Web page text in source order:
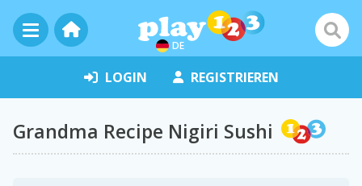
DE
LOGIN REGISTRIEREN
Grandma Recipe Nigiri Sushi